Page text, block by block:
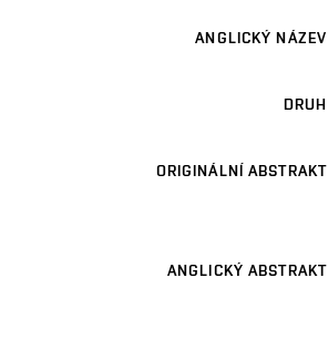
ANGLICKÝ NÁZEV
DRUH
ORIGINÁLNÍ ABSTRAKT
ANGLICKÝ ABSTRAKT